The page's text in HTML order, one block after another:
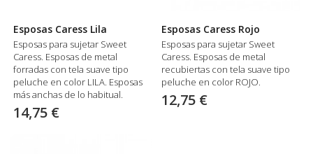
Esposas Caress Lila
Esposas para sujetar Sweet
Caress. Esposas de metal
forradas con tela suave tipo
peluche en color LILA. Esposas
más anchas de lo habitual.
14,75 €
Esposas Caress Rojo
Esposas para sujetar Sweet
Caress. Esposas de metal
recubiertas con tela suave tipo
peluche en color ROJO.
12,75 €